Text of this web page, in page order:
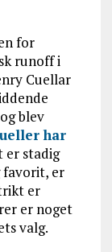
for
runoff i
Cuellar
blev
har
er stadig
favorit, er
er
er noget
valg.